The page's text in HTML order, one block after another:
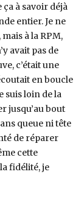
ça à savoir déjà
entier. Je ne
à la RPM,
avait pas de
c’était une
en boucle
suis loin de la
jusqu’au bout
queue ni tête
de réparer
cette
fidélité, je